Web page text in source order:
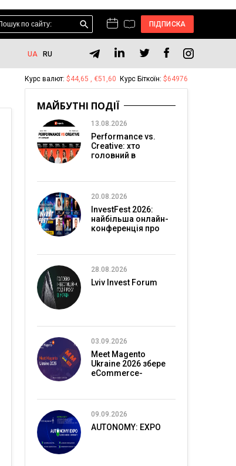
ПІДПИСКА
UA RU
Курс валют: $44,65 , €51,60 Курс Біткоїн: $64976
МАЙБУТНІ ПОДІЇ
13.08.2026
Performance vs.
Creative: хто
головний в
20.08.2026
InvestFest 2026:
найбільша онлайн-
конференція про
28.08.2026
Lviv Invest Forum
03.09.2026
Meet Magento
Ukraine 2026 збере
eCommerce-
09.09.2026
AUTONOMY: EXPO